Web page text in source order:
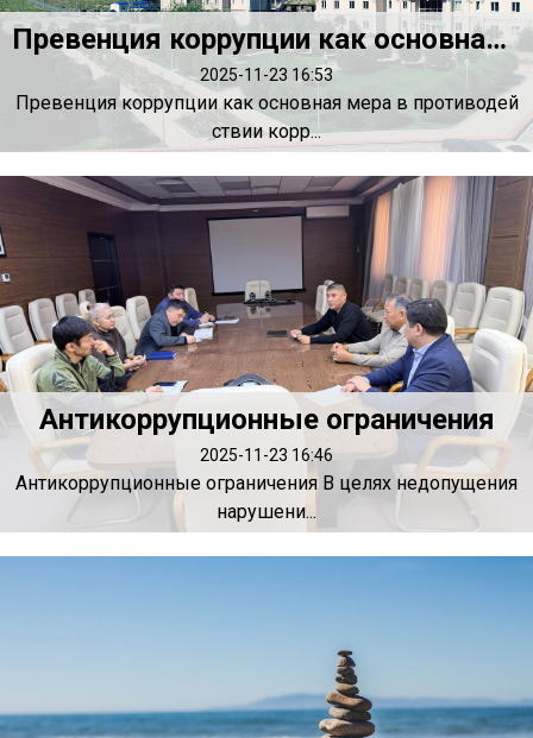
Превенция коррупции как основная мера в противодействии коррупции
2025-11-23 16:53
Превенция коррупции как основная мера в противодей
ствии корр...
Антикоррупционные ограничения
2025-11-23 16:46
Антикоррупционные ограничения В целях недопущения
нарушени...